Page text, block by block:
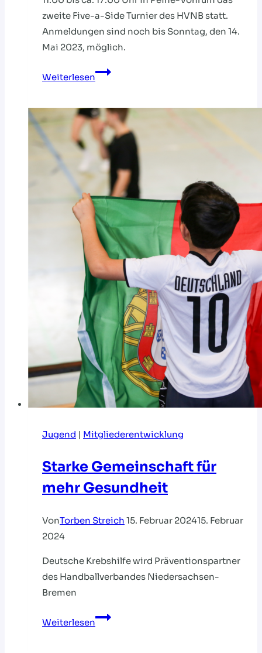
zweite Five-a-Side Turnier des HVNB statt.
Anmeldungen sind noch bis Sonntag, den 14.
Mai 2023, möglich.
Weiterlesen
FIVE-
TURNIER:
ANMELDUNGEN
WEITER
MÖGLICH
Jugend | Mitgliederentwicklung
Starke Gemeinschaft für
mehr Gesundheit
VonTorben Streich 15. Februar 202415. Februar
2024
Deutsche Krebshilfe wird Präventionspartner
des Handballverbandes Niedersachsen-
Bremen
Weiterlesen
Starke